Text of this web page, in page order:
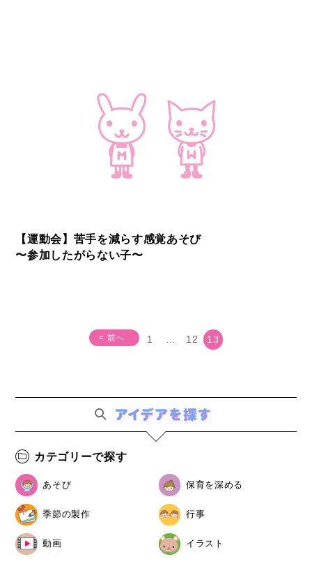
【運動会】苦手を減らす感覚あそび
〜参加したがらない子〜
< 前へ 1 12 13
カテゴリーで探す
あそび 保育を深める
季節の製作 行事
動画 イラスト